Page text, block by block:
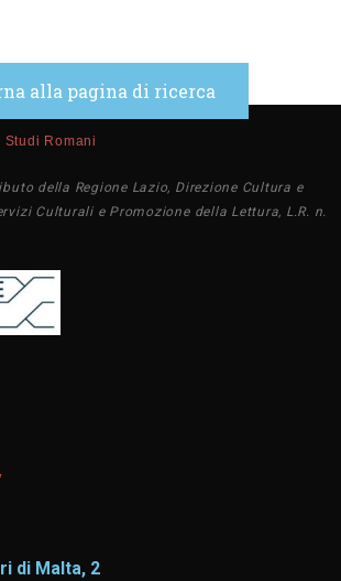
alla pagina di ricerca
della Regione Lazio, Direzione Cultura e
Culturali e Promozione della Lettura, L.R. n.
di Malta, 2